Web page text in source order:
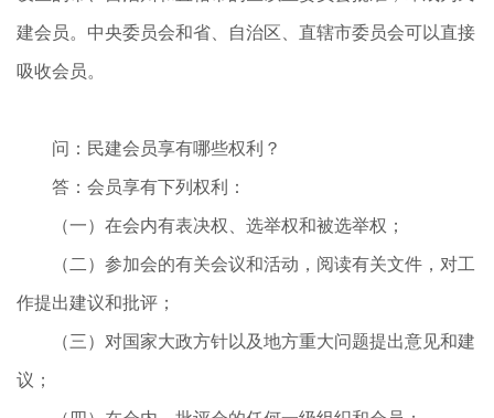
建会员。中央委员会和省、自治区、直辖市委员会可以直接
吸收会员。
问：民建会员享有哪些权利？
答：会员享有下列权利：
（一）在会内有表决权、选举权和被选举权；
（二）参加会的有关会议和活动，阅读有关文件，对工
作提出建议和批评；
（三）对国家大政方针以及地方重大问题提出意见和建
议；